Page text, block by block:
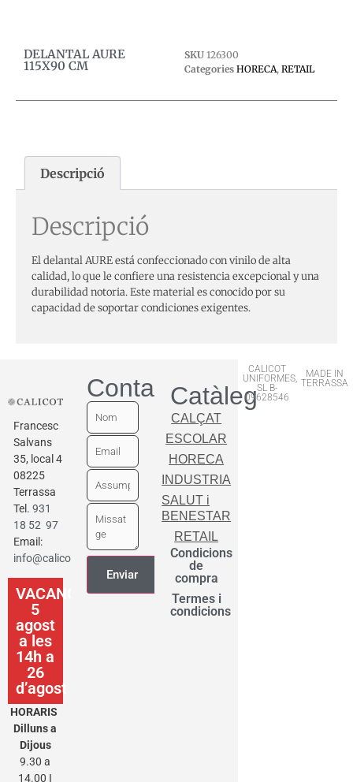
DELANTAL AURE
115X90 CM
SKU 126300
Categories HORECA, RETAIL
Descripció
Descripció
El delantal AURE está confeccionado con vinilo de alta
calidad, lo que le confiere una resistencia excepcional y una
durabilidad notoria. Este material es conocido por su
capacidad de soportar condiciones exigentes.
Francesc
Salvans
35, local 4
08225
Terrassa
Tel. 931
18 52 97
Email:
info@calicot.cat
VACANCES
5
agost
a les
14h a
26
d’agost
HORARIS
Dilluns a
Dijous
9.30 a
14.00 I
ContactarCatàleg
CALÇAT
ESCOLAR
HORECA
INDUSTRIA
SALUT i
BENESTAR
RETAIL
Condicions
de
compra
Termes i
condicions
CALICOT
UNIFORMES,
SL B-
09628546
MADE IN
TERRASSA